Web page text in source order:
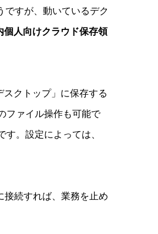
すが、動いているデク
個人向けクラウド保存領
クトップ」に保存する
ファイル操作も可能で
。設定によっては、
続すれば、業務を止め